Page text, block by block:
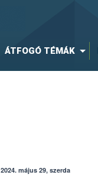
ÁTFOGÓ TÉMÁK
2024. május 29, szerda